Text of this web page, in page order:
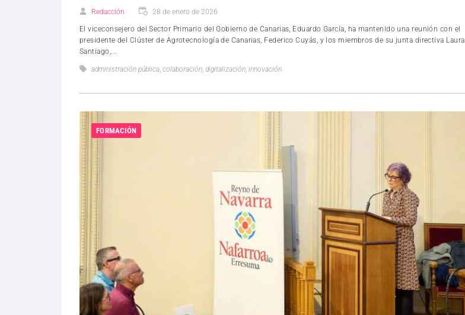
Redacción 28 de enero de 2026
El viceconsejero del Sector Primario del Gobierno de Canarias, Eduardo García, ha mantenido una reunión con el
presidente del Clúster de Agrotecnología de Canarias, Federico Cuyás, y los miembros de su junta directiva Laura
Santiago,...
administración pública colaboración digitalización innovación
FORMACIÓN